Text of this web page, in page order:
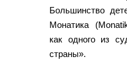
Большинство
Монатика
как одного из
страны».